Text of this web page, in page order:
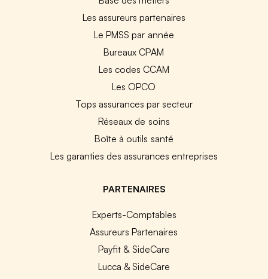
Les assureurs partenaires
Le PMSS par année
Bureaux CPAM
Les codes CCAM
Les OPCO
Tops assurances par secteur
Réseaux de soins
Boîte à outils santé
Les garanties des assurances entreprises
PARTENAIRES
Experts-Comptables
Assureurs Partenaires
Payfit & SideCare
Lucca & SideCare